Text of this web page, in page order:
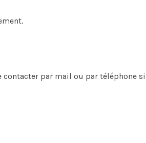
par mail ou par téléphone si